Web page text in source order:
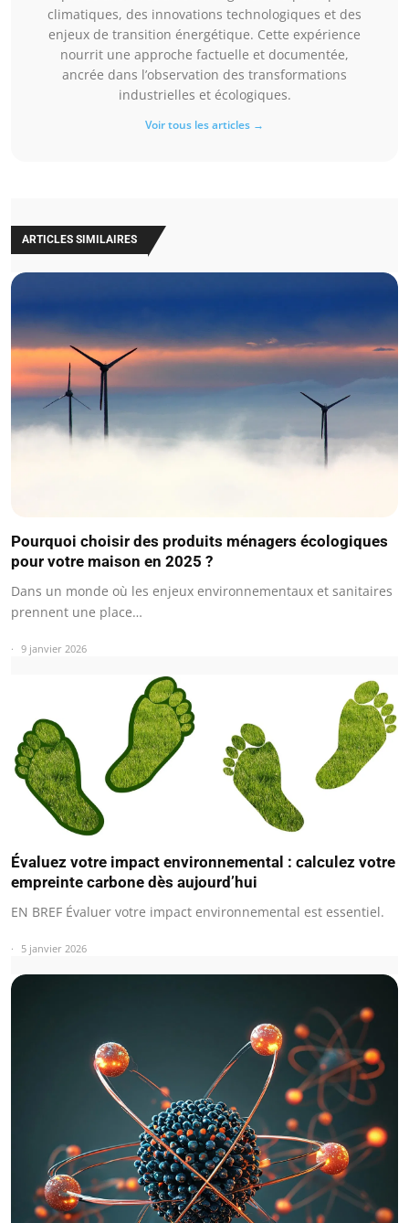
climatiques, des innovations technologiques et des
enjeux de transition énergétique. Cette expérience
nourrit une approche factuelle et documentée,
ancrée dans l’observation des transformations
industrielles et écologiques.
Voir tous les articles →
ARTICLES SIMILAIRES
Pourquoi choisir des produits ménagers écologiques
pour votre maison en 2025 ?
Dans un monde où les enjeux environnementaux et sanitaires
prennent une place…
9 janvier 2026
Évaluez votre impact environnemental : calculez votre
empreinte carbone dès aujourd’hui
EN BREF Évaluer votre impact environnemental est essentiel.
5 janvier 2026